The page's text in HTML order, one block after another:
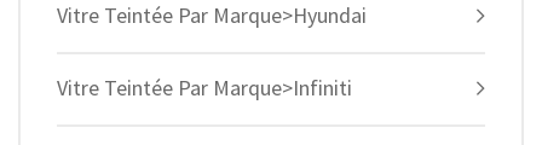
Vitre Teintée Par Marque>Hyundai
Vitre Teintée Par Marque>Infiniti